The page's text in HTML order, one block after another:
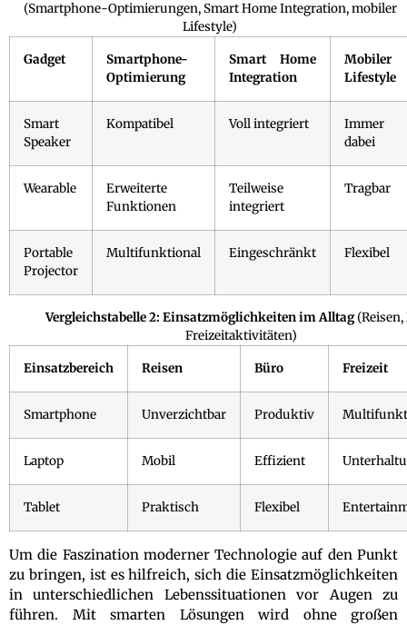
(Smartphone-Optimierungen, Smart Home Integration, mobiler
Lifestyle)
Gadget
Smartphone-
Optimierung
Smart Home
Integration
Mobiler
Lifestyle
Smart
Speaker
Kompatibel Voll integriert
Immer
dabei
Wearable
Erweiterte
Funktionen
Teilweise
integriert
Tragbar
Portable
Projector
Multifunktional Eingeschränkt Flexibel
Vergleichstabelle 2: Einsatzmöglichkeiten im Alltag(Reisen,
Freizeitaktivitäten)
Einsatzbereich Reisen Büro Freizeit
Smartphone Unverzichtbar Produktiv
Laptop Mobil Effizient
Tablet Praktisch Flexibel
Um die Faszination moderner Technologie auf den Punkt
zu bringen, ist es hilfreich, sich die Einsatzmöglichkeiten
in unterschiedlichen Lebenssituationen vor Augen zu
führen. Mit smarten Lösungen wird ohne großen